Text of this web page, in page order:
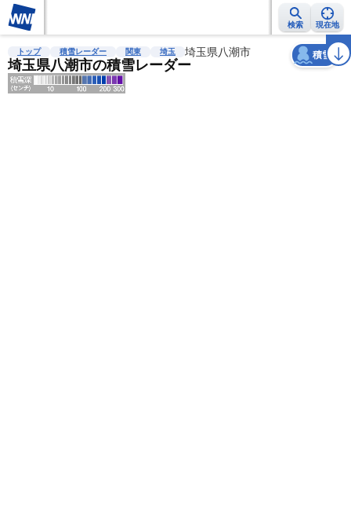
検索 現在地
雨雲レーダー 台風情報 地震情報 警報・注意報 2週間天気 ラ
トップ 積雪レーダー 関東 埼玉 埼玉県八潮市
埼玉県八潮市の積雪レーダー
積雪
天気 台風